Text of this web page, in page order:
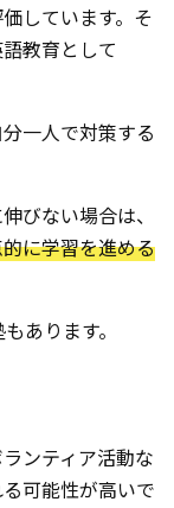
しています。そ
教育として
一人で対策する
びない場合は、
に学習を進める
あります。
ンティア活動な
可能性が高いで